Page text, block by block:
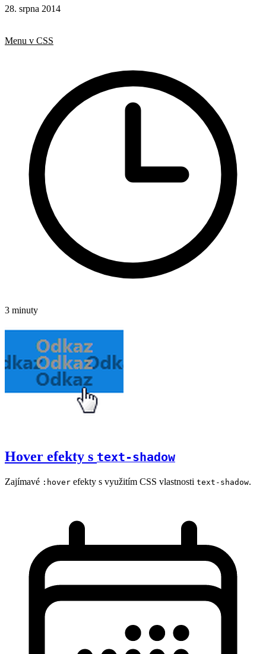
28. srpna 2014
Menu v CSS
3 minuty
Hover efekty s text-shadow
Zajímavé :hover efekty s využitím CSS vlastnosti text-shadow.